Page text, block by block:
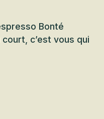
Bonté
c’est vous qui